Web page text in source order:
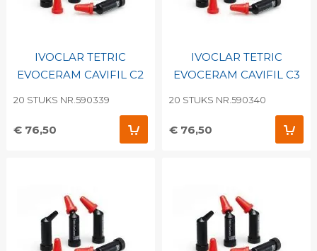
IVOCLAR TETRIC
EVOCERAM CAVIFIL C2
20 STUKS NR.590339
€ 76,50
IVOCLAR TETRIC
EVOCERAM CAVIFIL C3
20 STUKS NR.590340
€ 76,50